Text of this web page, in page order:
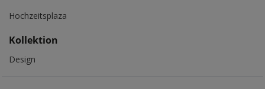
Hochzeitsplaza
Kollektion
Design